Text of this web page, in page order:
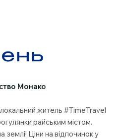
Монако
житель #TimeTravel
райським містом.
Ціни на відпочинок у